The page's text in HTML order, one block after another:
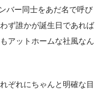
バー同士をあだ名で呼び
ず誰かが誕生日であれば
アットホームな社風なん
ぞれにちゃんと明確な目